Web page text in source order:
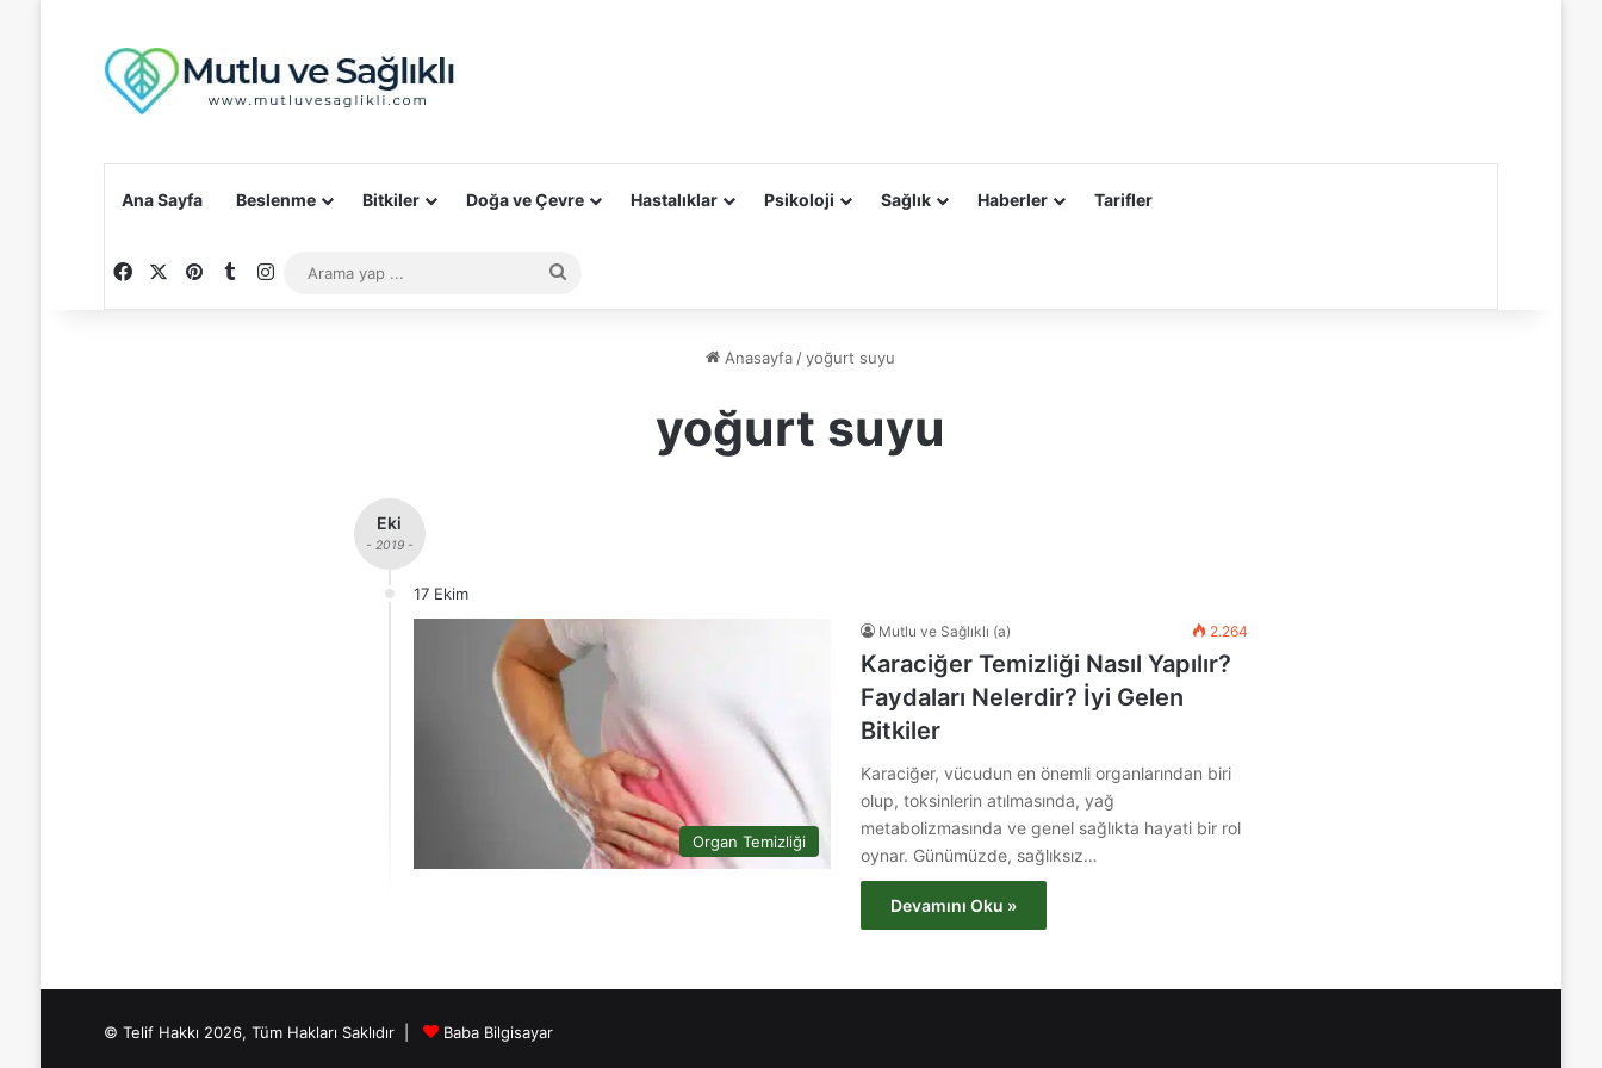
Ana Sayfa Beslenme Bitkiler Doğa ve Çevre Hastalıklar Psikoloji Sağlık Haberler Tarifler
FacebookPinterest
TumblrInstagram
yap
Anasayfa / yoğurt suyu
yoğurt suyu
Eki
- 2019 -
17 Ekim
Organ Temizliği
Mutlu ve Sağlıklı (a) 2.264
Karaciğer Temizliği Nasıl Yapılır?
Faydaları Nelerdir? İyi Gelen
Bitkiler
Karaciğer, vücudun en önemli organlarından biri
olup, toksinlerin atılmasında, yağ
metabolizmasında ve genel sağlıkta hayati bir rol
oynar. Günümüzde, sağlıksız…
Devamını Oku »
© Telif Hakkı 2026, Tüm Hakları Saklıdır | Baba Bilgisayar